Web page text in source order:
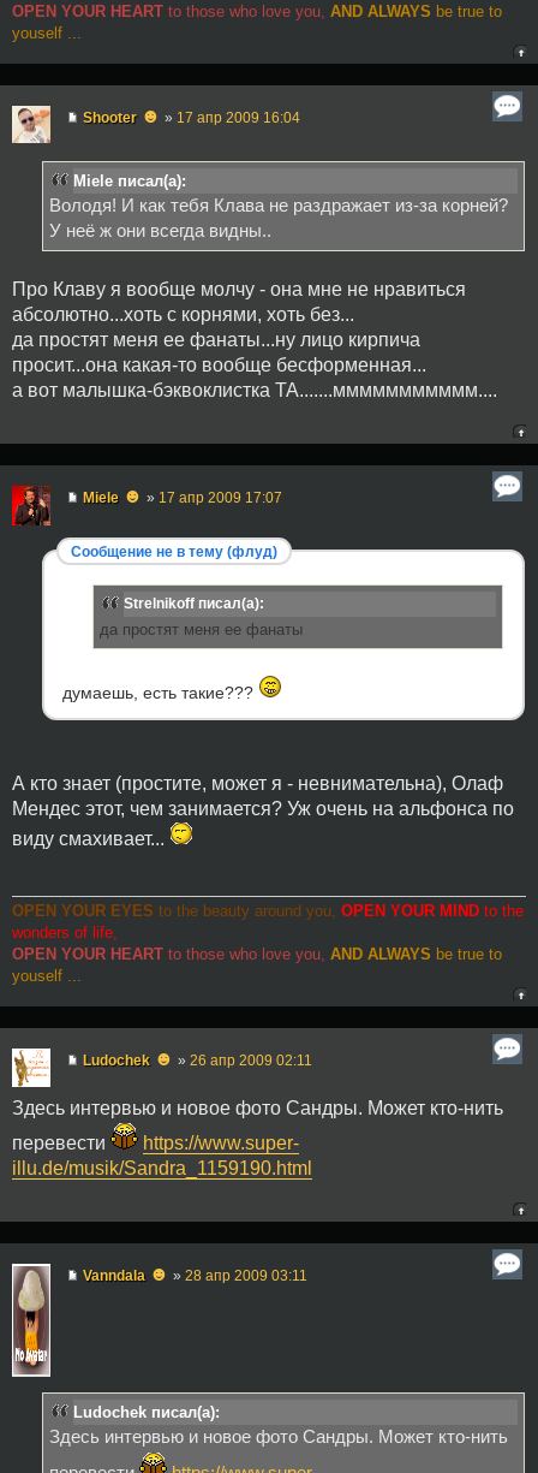
OPEN YOUR HEART to those who love you, AND ALWAYS be true to
youself ...
Shooter ☻ » 17 апр 2009 16:04
Miele писал(а):
Володя! И как тебя Клава не раздражает из-за корней?
У неё ж они всегда видны..
Про Клаву я вообще молчу - она мне не нравиться
абсолютно...хоть с корнями, хоть без...
да простят меня ее фанаты...ну лицо кирпича
просит...она какая-то вообще бесформенная...
а вот малышка-бэквоклистка ТА.......ммммммммммм....
Miele ☻ » 17 апр 2009 17:07
Сообщение не в тему (флуд)
Strelnikoff писал(а):
да простят меня ее фанаты
думаешь, есть такие???
А кто знает (простите, может я - невнимательна), Олаф
Мендес этот, чем занимается? Уж очень на альфонса по
виду смахивает...
OPEN YOUR EYES to the beauty around you, OPEN YOUR MIND to the
wonders of life,
OPEN YOUR HEART to those who love you, AND ALWAYS be true to
youself ...
Ludochek ☻ » 26 апр 2009 02:11
Здесь интервью и новое фото Сандры. Может кто-нить
перевести
https://www.super-
illu.de/musik/Sandra_1159190.html
Vanndala ☻ » 28 апр 2009 03:11
Ludochek писал(а):
Здесь интервью и новое фото Сандры. Может кто-нить